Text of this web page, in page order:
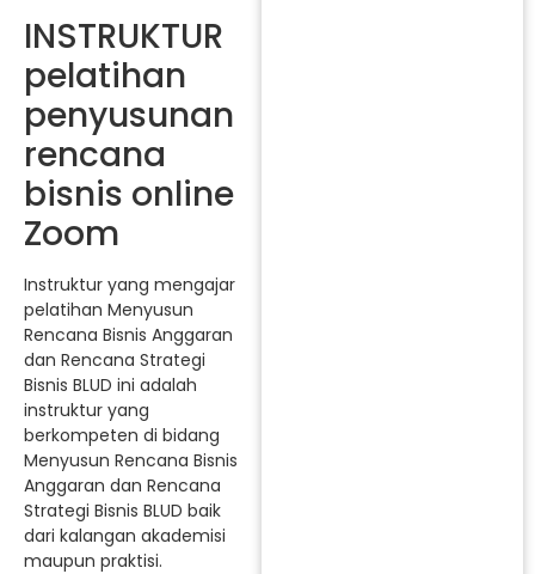
INSTRUKTUR
pelatihan
penyusunan
rencana
bisnis online
Zoom
Instruktur yang mengajar
pelatihan Menyusun
Rencana Bisnis Anggaran
dan Rencana Strategi
Bisnis BLUD ini adalah
instruktur yang
berkompeten di bidang
Menyusun Rencana Bisnis
Anggaran dan Rencana
Strategi Bisnis BLUD baik
dari kalangan akademisi
maupun praktisi.